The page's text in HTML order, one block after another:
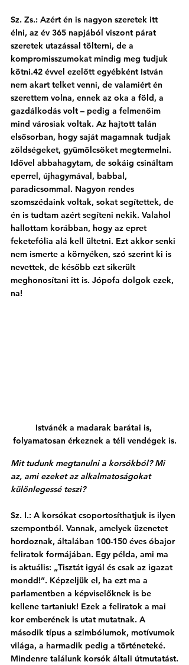
Sz. Zs.: Azért én is nagyon szeretek itt
élni, az év 365 napjából viszont párat
szeretek utazással tölterni, de a
kompromisszumokat mindig meg tudjuk
kötni.42 évvel ezelőtt egyébként István
nem akart telket venni, de valamiért én
szerettem volna, ennek az oka a föld, a
gazdálkodás volt – pedig a felmenőim
mind városiak voltak. Az hajtott talán
elsősorban, hogy saját magamnak tudjak
zöldségeket, gyümölcsöket megtermelni.
Idővel abbahagytam, de sokáig csináltam
eperrel, újhagymával, babbal,
paradicsommal. Nagyon rendes
szomszédaink voltak, sokat segítettek, de
én is tudtam azért segíteni nekik. Valahol
hallottam korábban, hogy az epret
feketefólia alá kell ültetni. Ezt akkor senki
nem ismerte a környéken, szó szerint ki is
nevettek, de később ezt sikerült
meghonosítani itt is. Jópofa dolgok ezek,
na!
Istvánék a madarak barátai is,
folyamatosan érkeznek a téli vendégek is.
Mit tudunk megtanulni a korsókból? Mi
az, ami ezeket az alkalmatoságokat
különlegessé teszi?
Sz. I.: A korsókat csoportosíthatjuk is ilyen
szempontból. Vannak, amelyek üzenetet
hordoznak, általában 100-150 éves óbajor
feliratok formájában. Egy példa, ami ma
is aktuális: „Tisztát igyál és csak az igazat
mondd!”. Képzeljük el, ha ezt ma a
parlamentben a képviselőknek is be
kellene tartaniuk! Ezek a feliratok a mai
kor emberének is utat mutatnak. A
második típus a szimbólumok, motívumok
világa, a harmadik pedig a történeteké.
Mindenre találunk korsók általi útmutatást.